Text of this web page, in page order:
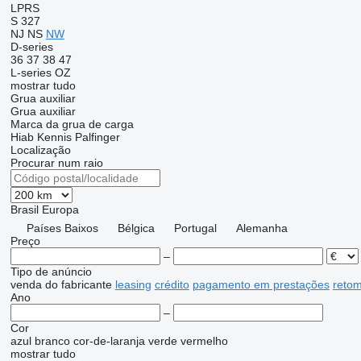
LPRS
S 327
NJ NS NW
D-series
36 37 38 47
L-series OZ
mostrar tudo
Grua auxiliar
Grua auxiliar
Marca da grua de carga
Hiab Kennis Palfinger
Localização
Procurar num raio
Brasil Europa
Países Baixos
Bélgica Portugal
Alemanha
Preço
–
Tipo de anúncio
venda do fabricante leasing crédito pagamento em prestações
Ano
–
Cor
azul branco cor-de-laranja verde vermelho
mostrar tudo